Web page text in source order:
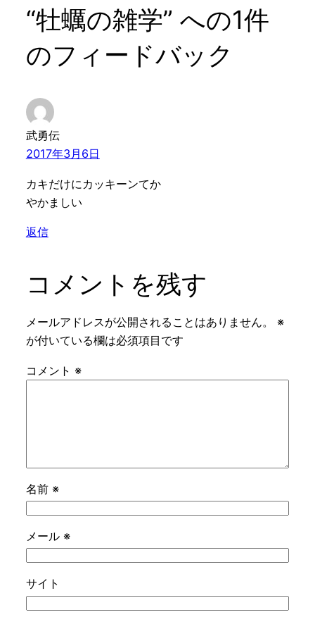
“牡蠣の雑学” への1件
のフィードバック
武勇伝
2017年3月6日
カキだけにカッキーンてか
やかましい
返信
コメントを残す
メールアドレスが公開されることはありません。
※
が付いている欄は必須項目です
コメント ※
名前 ※
メール ※
サイト